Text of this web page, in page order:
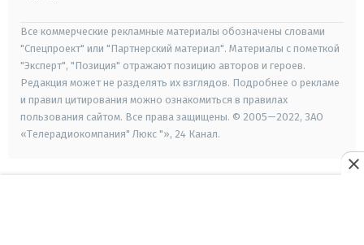
Все коммерческие рекламные материалы обозначены словами
"Спецпроект" или "Партнерский материал". Материалы с пометкой
"Эксперт", "Позиция" отражают позицию авторов и героев.
Редакция может не разделять их взглядов. Подробнее о рекламе
и правил цитирования можно ознакомиться в правилах
пользования сайтом. Все права защищены. © 2005—2022, ЗАО
«Телерадиокомпания" Люкс "», 24 Канал.